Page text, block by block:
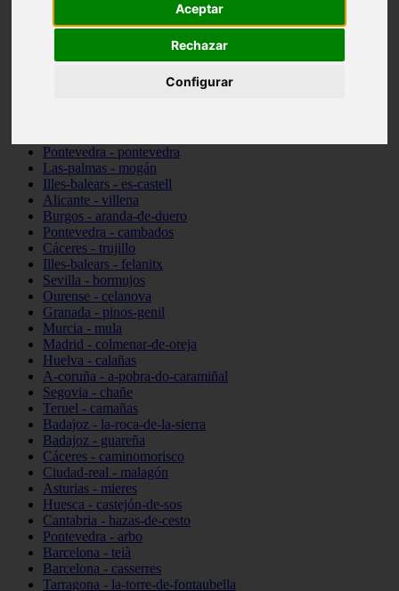
Aceptar
Rechazar
Configurar
Castellón - peñíscola
Illes-balears - sant-josep-de-sa-talaia
Pontevedra - pontevedra
Las-palmas - mogán
Illes-balears - es-castell
Alicante - villena
Burgos - aranda-de-duero
Pontevedra - cambados
Cáceres - trujillo
Illes-balears - felanitx
Sevilla - bormujos
Ourense - celanova
Granada - pinos-genil
Murcia - mula
Madrid - colmenar-de-oreja
Huelva - calañas
A-coruña - a-pobra-do-caramiñal
Segovia - chañe
Teruel - camañas
Badajoz - la-roca-de-la-sierra
Badajoz - guareña
Cáceres - caminomorisco
Ciudad-real - malagón
Asturias - mieres
Huesca - castejón-de-sos
Cantabria - hazas-de-cesto
Pontevedra - arbo
Barcelona - teià
Barcelona - casserres
Tarragona - la-torre-de-fontaubella